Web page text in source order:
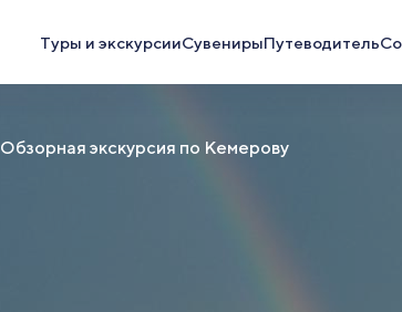
Туры и экскурсииСувенирыПутеводитель
Обзорная экскурсия по Кемерову